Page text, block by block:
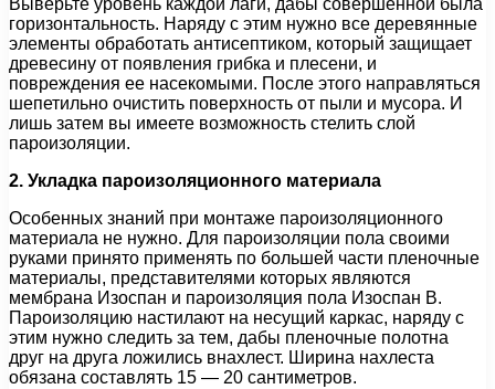
Выверьте уровень каждой лаги, дабы совершенной была
горизонтальность. Наряду с этим нужно все деревянные
элементы обработать антисептиком, который защищает
древесину от появления грибка и плесени, и
повреждения ее насекомыми. После этого направляться
шепетильно очистить поверхность от пыли и мусора. И
лишь затем вы имеете возможность стелить слой
пароизоляции.
2. Укладка пароизоляционного материала
Особенных знаний при монтаже пароизоляционного
материала не нужно. Для пароизоляции пола своими
руками принято применять по большей части пленочные
материалы, представителями которых являются
мембрана Изоспан и пароизоляция пола Изоспан В.
Пароизоляцию настилают на несущий каркас, наряду с
этим нужно следить за тем, дабы пленочные полотна
друг на друга ложились внахлест. Ширина нахлеста
обязана составлять 15 — 20 сантиметров.